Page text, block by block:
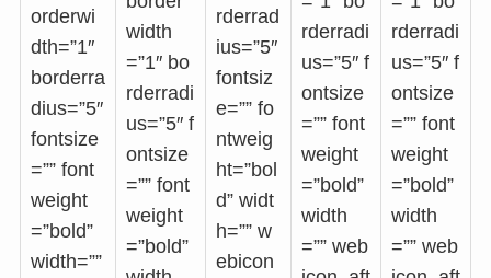
orderwi
dth=”1″
borderra
dius=”5″
fontsize
=”” font
weight
=”bold”
width=””
width
=”1″ bo
rderradi
us=”5″ f
ontsize
=”” font
weight
=”bold”
rderrad
ius=”5″
fontsiz
e=”” fo
ntweig
ht=”bol
d” widt
h=”” w
ebicon
rderradi
us=”5″ f
ontsize
=”” font
weight
=”bold”
width
=”” web
rderradi
us=”5″ f
ontsize
=”” font
weight
=”bold”
width
=”” web